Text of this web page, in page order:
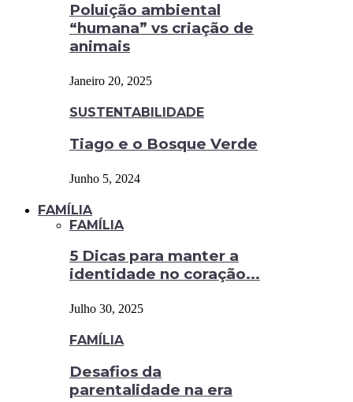
Poluição ambiental
“humana” vs criação de
animais
Janeiro 20, 2025
SUSTENTABILIDADE
Tiago e o Bosque Verde
Junho 5, 2024
FAMÍLIA
FAMÍLIA
5 Dicas para manter a
identidade no coração...
Julho 30, 2025
FAMÍLIA
Desafios da
parentalidade na era